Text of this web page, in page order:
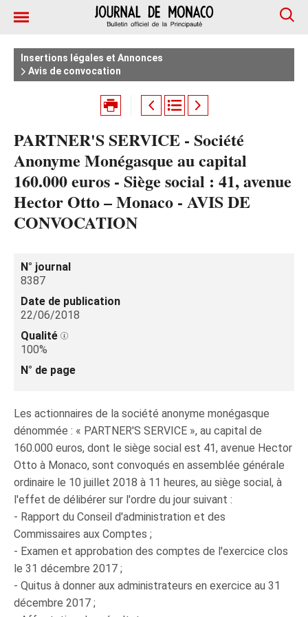
Insertions légales et Annonces
Avis de convocation
PARTNER'S SERVICE - Société
Anonyme Monégasque au capital
160.000 euros - Siège social : 41, avenue
Hector Otto – Monaco - AVIS DE
CONVOCATION
N° journal
8387
Date de publication
22/06/2018
Qualité
100%
N° de page
Les actionnaires de la société anonyme monégasque
dénommée : « PARTNER'S SERVICE », au capital de
160.000 euros, dont le siège social est 41, avenue Hector
Otto à Monaco, sont convoqués en assemblée générale
ordinaire le 10 juillet 2018 à 11 heures, au siège social, à
l'effet de délibérer sur l'ordre du jour suivant :
- Rapport du Conseil d'administration et des
Commissaires aux Comptes ;
- Examen et approbation des comptes de l'exercice clos
le 31 décembre 2017 ;
- Quitus à donner aux administrateurs en exercice au 31
décembre 2017 ;